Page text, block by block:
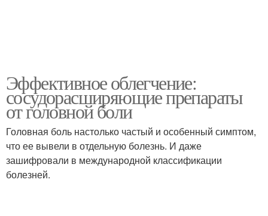
Эффективное облегчение:
сосудорасширяющие препараты
от головной боли
Головная боль настолько частый и особенный симптом,
что ее вывели в отдельную болезнь. И даже
зашифровали в международной классификации
болезней.